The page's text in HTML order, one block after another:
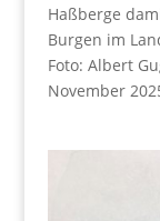
Haßberge
Burgen im
Foto: Albert
November